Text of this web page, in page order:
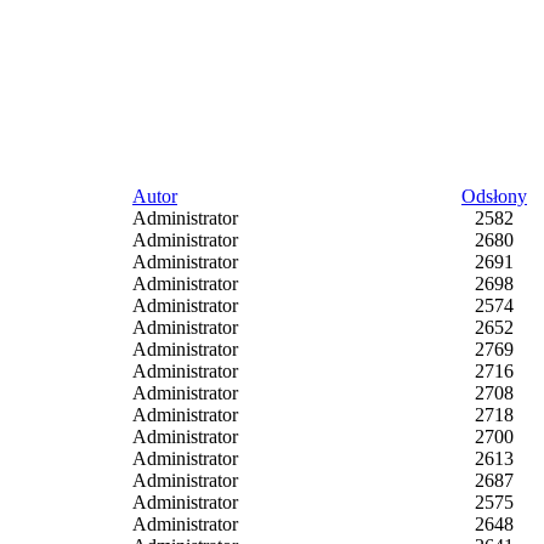
Autor
Odsłony
Administrator
2582
Administrator
2680
Administrator
2691
Administrator
2698
Administrator
2574
Administrator
2652
Administrator
2769
Administrator
2716
Administrator
2708
Administrator
2718
Administrator
2700
Administrator
2613
Administrator
2687
Administrator
2575
Administrator
2648